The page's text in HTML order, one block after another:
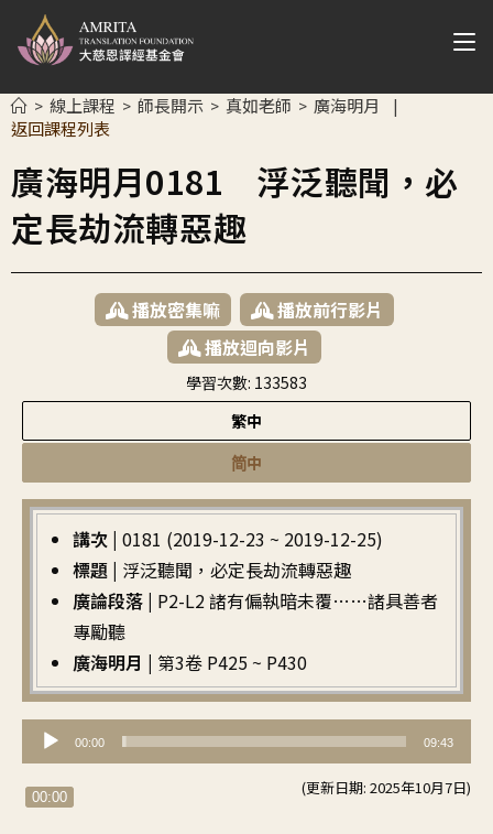
> 線上課程 > 師長開示 > 真如老師 > 廣海明月 |
返回課程列表
廣海明月0181 浮泛聽聞，必
定長劫流轉惡趣
播放密集嘛
播放前行影片
播放迴向影片
學習次數: 133583
繁中
简中
講次 | 0181 (2019-12-23 ~ 2019-12-25)
標題 | 浮泛聽聞，必定長劫流轉惡趣
廣論段落 | P2-L2 諸有偏執暗未覆……諸具善者
專勵聽
廣海明月 | 第3卷 P425 ~ P430
訊
播
00:00 09:43
(更新日期: 2025年10月7日)
00:00